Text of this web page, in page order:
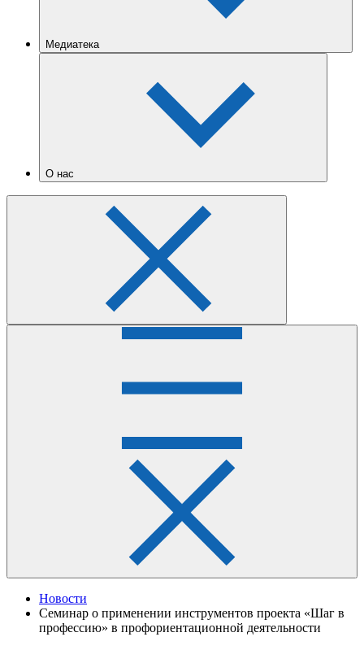
Медиатека
О нас
Новости
Семинар о применении инструментов проекта «Шаг в
профессию» в профориентационной деятельности